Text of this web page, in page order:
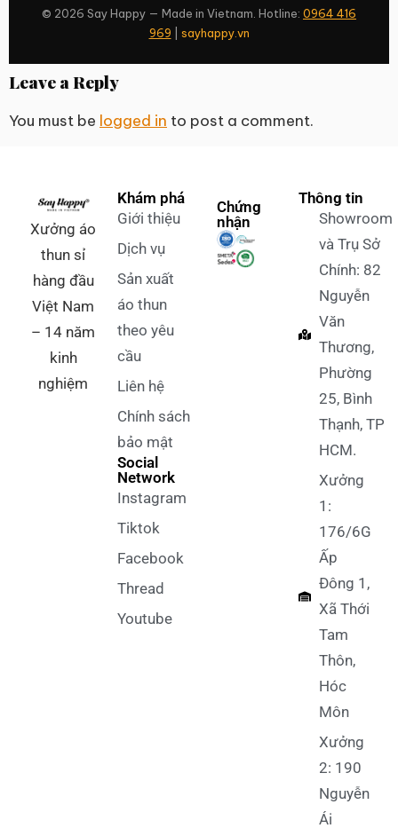
© 2026 Say Happy — Made in Vietnam. Hotline: 0964 416
969
sayhappy.vn
Leave a Reply
You must be logged in to post a comment.
Xưởng áo
thun sỉ
hàng đầu
Việt Nam
– 14 năm
kinh
nghiệm
Khám phá
Giới thiệu
Dịch vụ
Sản xuất
áo thun
theo yêu
cầu
Liên hệ
Chính sách
bảo mật
Social
Network
Instagram
Tiktok
Facebook
Thread
Youtube
Chứng
nhận
Thông tin
Showroom
và Trụ Sở
Chính: 82
Nguyễn
Văn
Thương,
Phường
25, Bình
Thạnh, TP
HCM.
Xưởng
1:
176/6G
Ấp
Đông 1,
Xã Thới
Tam
Thôn,
Hóc
Môn
Xưởng
2: 190
Nguyễn
Ái